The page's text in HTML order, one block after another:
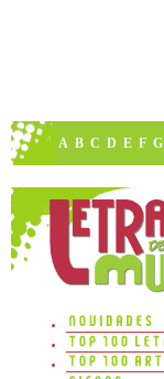
A B C D E F G